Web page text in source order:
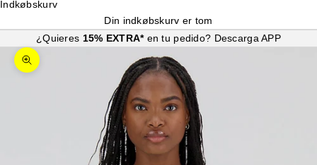
Indkøbskurv
Din indkøbskurv er tom
¿Quieres 15% EXTRA* en tu pedido? Descarga APP
Zoom